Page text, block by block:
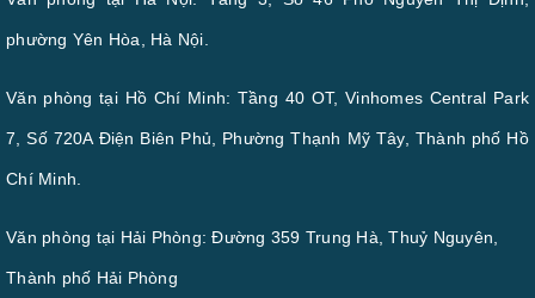
phường Yên Hòa, Hà Nội.
Văn phòng tại Hồ Chí Minh: Tầng 40 OT, Vinhomes Central Park
7, Số 720A Điện Biên Phủ, Phường Thạnh Mỹ Tây, Thành phố Hồ
Chí Minh.
Văn phòng tại Hải Phòng: Đường 359 Trung Hà, Thuỷ Nguyên,
Thành phố Hải Phòng